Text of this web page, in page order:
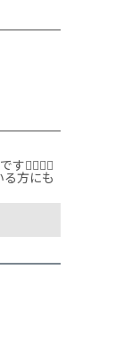
✊🏻❤️‍🔥
方にも